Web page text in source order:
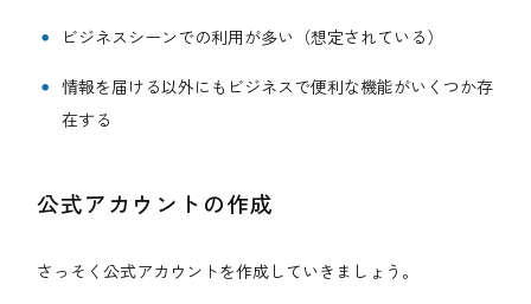
ビジネスシーンでの利用が多い（想定されている）
情報を届ける以外にもビジネスで便利な機能がいくつか存
在する
公式アカウントの作成
さっそく公式アカウントを作成していきましょう。